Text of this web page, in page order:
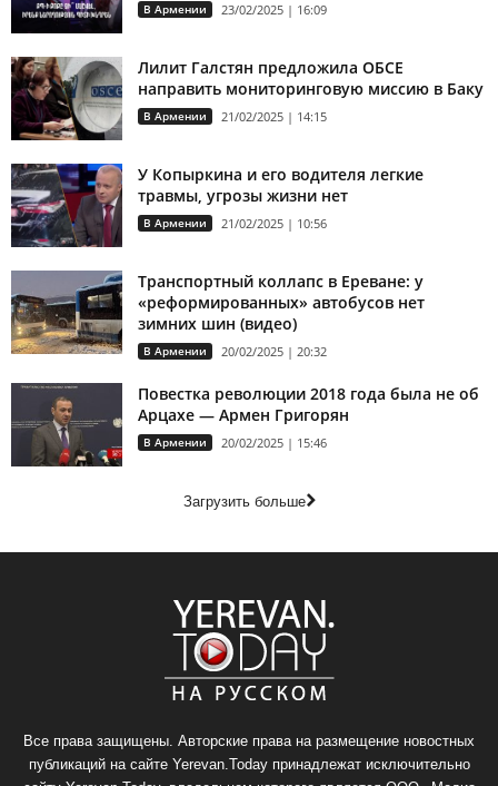
В Армении 23/02/2025 | 16:09
Лилит Галстян предложила ОБСЕ
направить мониторинговую миссию в Баку
В Армении 21/02/2025 | 14:15
У Копыркина и его водителя легкие
травмы, угрозы жизни нет
В Армении 21/02/2025 | 10:56
Транспортный коллапс в Ереване: у
«реформированных» автобусов нет
зимних шин (видео)
В Армении 20/02/2025 | 20:32
Повестка революции 2018 года была не об
Арцахе — Армен Григорян
В Армении 20/02/2025 | 15:46
Загрузить больше
Все права защищены. Авторские права на размещение новостных
публикаций на сайте Yerevan.Today принадлежат исключительно